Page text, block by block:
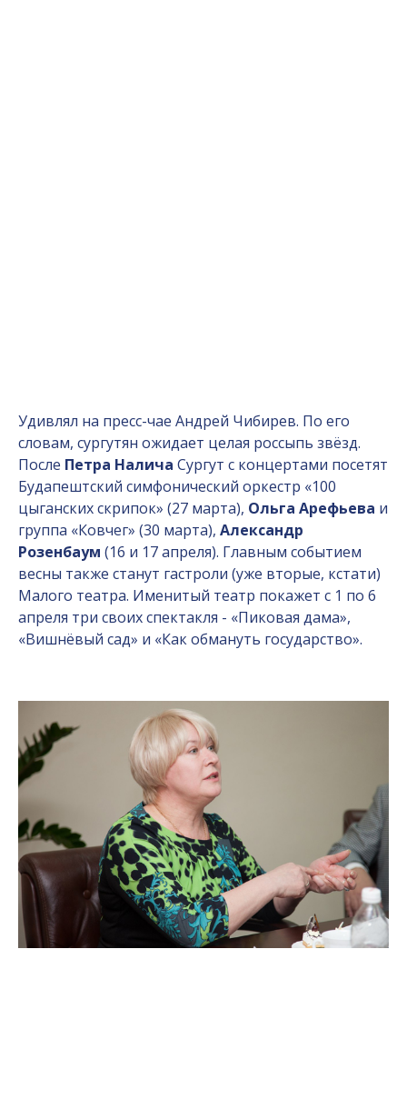
Удивлял на пресс-чае Андрей Чибирев. По его
словам, сургутян ожидает целая россыпь звёзд.
После Петра Налича Сургут с концертами посетят
Будапештский симфонический оркестр «100
цыганских скрипок» (27 марта), Ольга Арефьева и
группа «Ковчег» (30 марта), Александр
Розенбаум (16 и 17 апреля). Главным событием
весны также станут гастроли (уже вторые, кстати)
Малого театра. Именитый театр покажет с 1 по 6
апреля три своих спектакля - «Пиковая дама»,
«Вишнёвый сад» и «Как обмануть государство».